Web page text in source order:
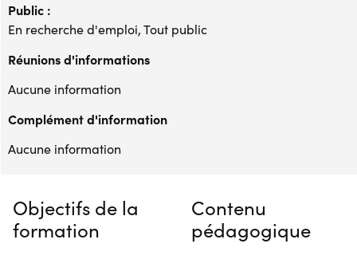
Public :
En recherche d'emploi, Tout public
Réunions d'informations
Aucune information
Complément d'information
Aucune information
Objectifs de la
formation
Contenu
pédagogique